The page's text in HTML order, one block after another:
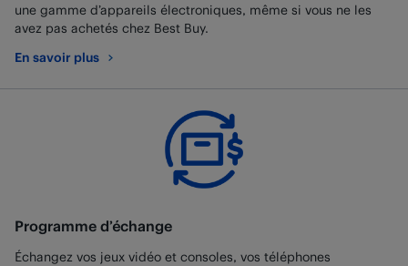
une gamme d’appareils électroniques, même si vous ne les
avez pas achetés chez Best Buy.
En savoir plus
au sujet de Recyclage des piles et des appareils électroniques
Programme d’échange
Échangez vos jeux vidéo et consoles, vos téléphones